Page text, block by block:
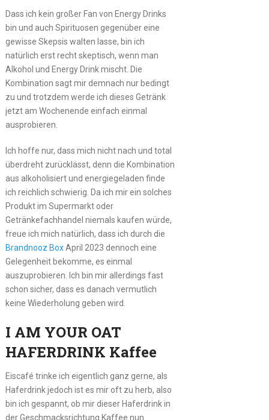
Dass ich kein großer Fan von Energy Drinks
bin und auch Spirituosen gegenüber eine
gewisse Skepsis walten lasse, bin ich
natürlich erst recht skeptisch, wenn man
Alkohol und Energy Drink mischt. Die
Kombination sagt mir demnach nur bedingt
zu und trotzdem werde ich dieses Getränk
jetzt am Wochenende einfach einmal
ausprobieren.
Ich hoffe nur, dass mich nicht nach und total
überdreht zurücklässt, denn die Kombination
aus alkoholisiert und energiegeladen finde
ich reichlich schwierig. Da ich mir ein solches
Produkt im Supermarkt oder
Getränkefachhandel niemals kaufen würde,
freue ich mich natürlich, dass ich durch die
Brandnooz BoxApril 2023 dennoch eine
Gelegenheit bekomme, es einmal
auszuprobieren. Ich bin mir allerdings fast
schon sicher, dass es danach vermutlich
keine Wiederholung geben wird.
I AM YOUR OAT
HAFERDRINK Kaffee
Eiscafé trinke ich eigentlich ganz gerne, als
Haferdrink jedoch ist es mir oft zu herb, also
bin ich gespannt, ob mir dieser Haferdrink in
der Geschmacksrichtung Kaffee nun